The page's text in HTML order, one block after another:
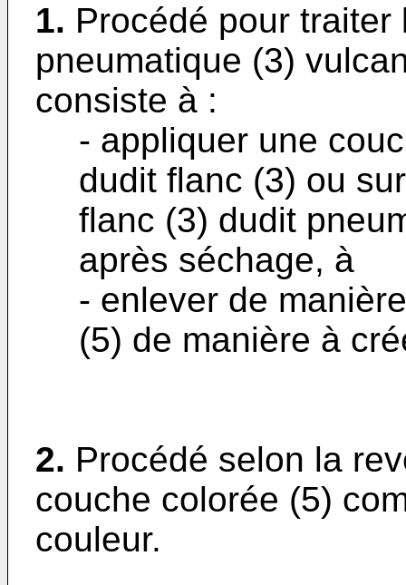
1. Procédé pour
pneumatique (3)
consiste à :
- appliquer une
dudit flanc (3) ou
flanc (3) dudit
après séchage, à
- enlever de
(5) de manière à
2. Procédé selon la
couche colorée (5)
couleur.